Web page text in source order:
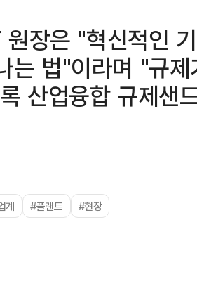
장은 "혁신적인
는 법"이라며 "규
산업융합 규제샌
계 #플랜트 #현장